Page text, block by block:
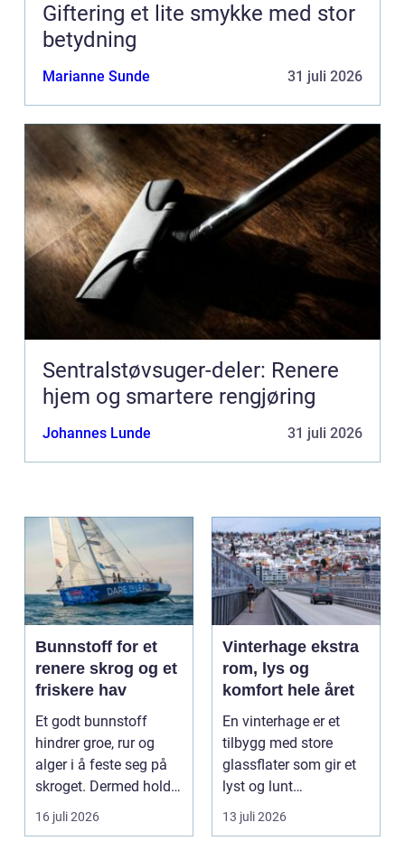
Giftering et lite smykke med stor
betydning
Marianne Sunde 31 juli 2026
Sentralstøvsuger-deler: Renere
hjem og smartere rengjøring
Johannes Lunde 31 juli 2026
Bunnstoff for et
renere skrog og et
friskere hav
Et godt bunnstoff
hindrer groe, rur og
alger i å feste seg på
skroget. Dermed holder
båten bedre far...
16 juli 2026
Vinterhage ekstra
rom, lys og
komfort hele året
En vinterhage er et
tilbygg med store
glassflater som gir et
lyst og lunt
oppholdsrom nær
hagen, ogs...
13 juli 2026